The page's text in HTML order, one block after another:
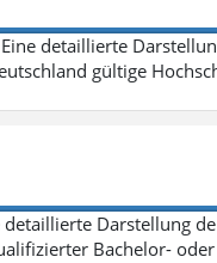
detaillierte
gültige
Darstellung
Bachelor-